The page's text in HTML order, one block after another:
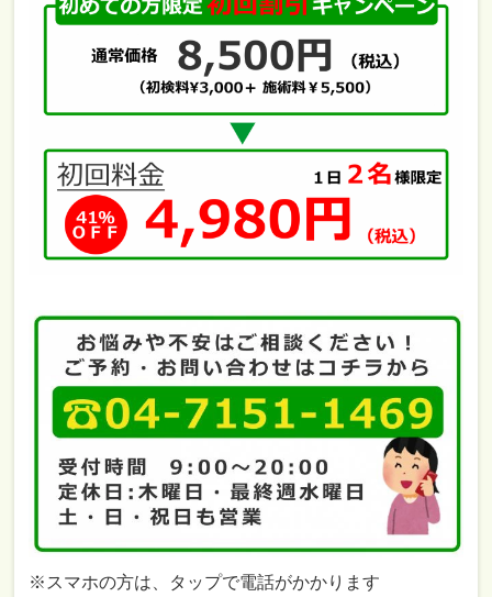
※スマホの方は、タップで電話がかかります